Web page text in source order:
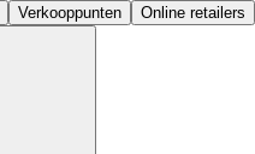
Verkooppunten Online retailers